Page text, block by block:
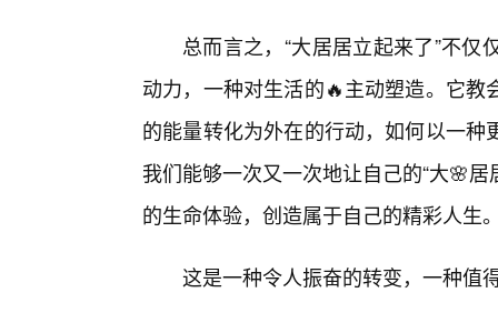
总而言之，“大居居立起来了”不
动力，一种对生活的🔥主动塑造。它
的能量转化为外在的行动，如何以一
我们能够一次又一次地让自己的“大🌸
的生命体验，创造属于自己的精彩人生
这是一种令人振奋的转变，一种值